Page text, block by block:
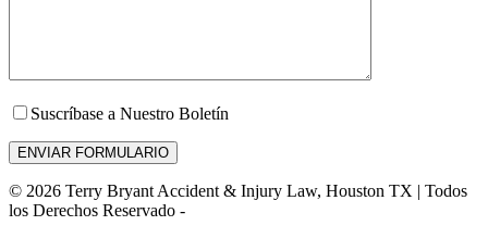
Suscríbase a Nuestro Boletín
© 2026 Terry Bryant Accident & Injury Law, Houston TX | Todos
los Derechos Reservado -